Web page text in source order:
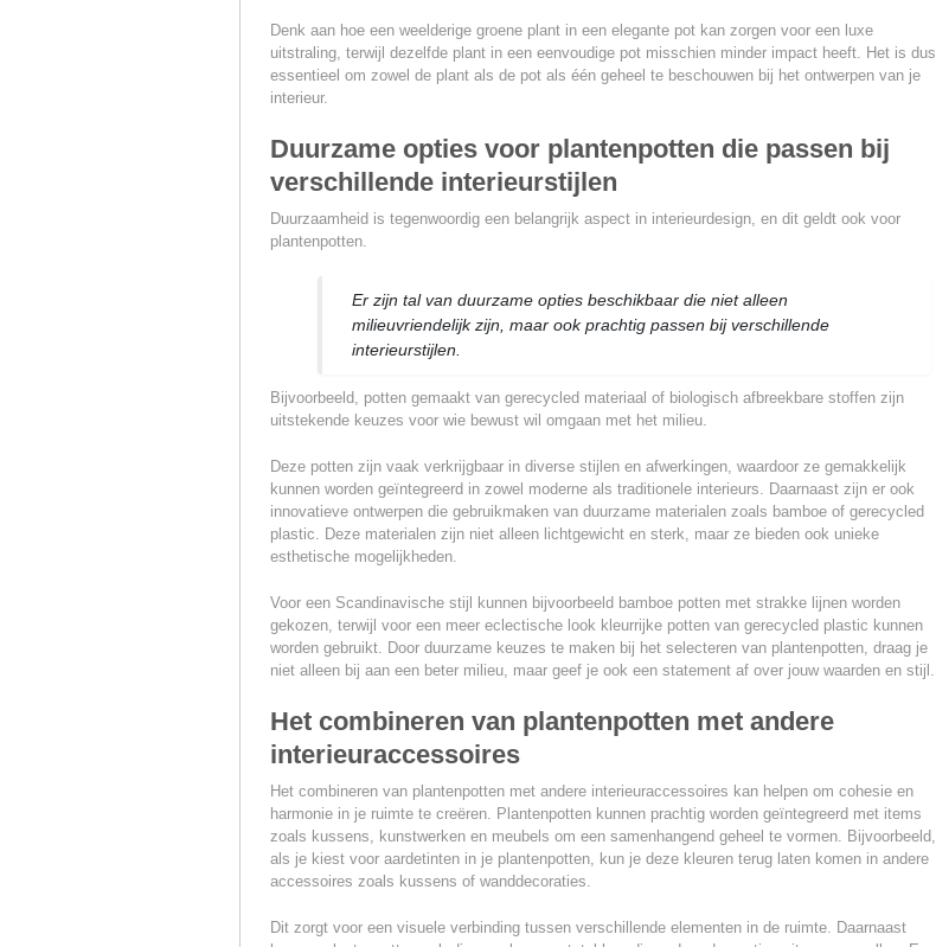
Denk aan hoe een weelderige groene plant in een elegante pot kan zorgen voor een luxe
uitstraling, terwijl dezelfde plant in een eenvoudige pot misschien minder impact heeft. Het is dus
essentieel om zowel de plant als de pot als één geheel te beschouwen bij het ontwerpen van je
interieur.
Duurzame opties voor plantenpotten die passen bij
verschillende interieurstijlen
Duurzaamheid is tegenwoordig een belangrijk aspect in interieurdesign, en dit geldt ook voor
plantenpotten.
Er zijn tal van duurzame opties beschikbaar die niet alleen
milieuvriendelijk zijn, maar ook prachtig passen bij verschillende
interieurstijlen.
Bijvoorbeeld, potten gemaakt van gerecycled materiaal of biologisch afbreekbare stoffen zijn
uitstekende keuzes voor wie bewust wil omgaan met het milieu.
Deze potten zijn vaak verkrijgbaar in diverse stijlen en afwerkingen, waardoor ze gemakkelijk
kunnen worden geïntegreerd in zowel moderne als traditionele interieurs. Daarnaast zijn er ook
innovatieve ontwerpen die gebruikmaken van duurzame materialen zoals bamboe of gerecycled
plastic. Deze materialen zijn niet alleen lichtgewicht en sterk, maar ze bieden ook unieke
esthetische mogelijkheden.
Voor een Scandinavische stijl kunnen bijvoorbeeld bamboe potten met strakke lijnen worden
gekozen, terwijl voor een meer eclectische look kleurrijke potten van gerecycled plastic kunnen
worden gebruikt. Door duurzame keuzes te maken bij het selecteren van plantenpotten, draag je
niet alleen bij aan een beter milieu, maar geef je ook een statement af over jouw waarden en stijl.
Het combineren van plantenpotten met andere
interieuraccessoires
Het combineren van plantenpotten met andere interieuraccessoires kan helpen om cohesie en
harmonie in je ruimte te creëren. Plantenpotten kunnen prachtig worden geïntegreerd met items
zoals kussens, kunstwerken en meubels om een samenhangend geheel te vormen. Bijvoorbeeld,
als je kiest voor aardetinten in je plantenpotten, kun je deze kleuren terug laten komen in andere
accessoires zoals kussens of wanddecoraties.
Dit zorgt voor een visuele verbinding tussen verschillende elementen in de ruimte. Daarnaast